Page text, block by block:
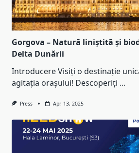
Gorgova – Natură liniștită și
Delta Dunării
Introducere Visiți o destinație
agitația orașului! Descoperiți ...
Press Apr. 13, 2025